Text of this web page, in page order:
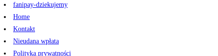
fanipay-dziekujemy
Home
Kontakt
Nieudana wpłata
Polityka prywatności